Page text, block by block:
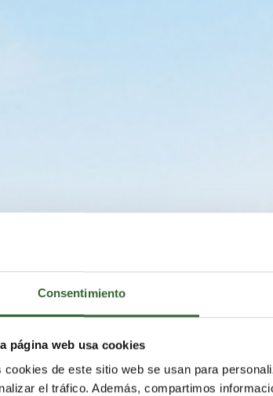
Consentimiento
página web usa cookies
cookies de este sitio web se usan para
el tráfico. Además, compartimos